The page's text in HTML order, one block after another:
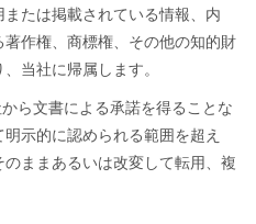
たは掲載されている情報、内
作権、商標権、その他の知的財
当社に帰属します。
ら文書による承諾を得ることな
示的に認められる範囲を超え
ままあるいは改変して転用、複